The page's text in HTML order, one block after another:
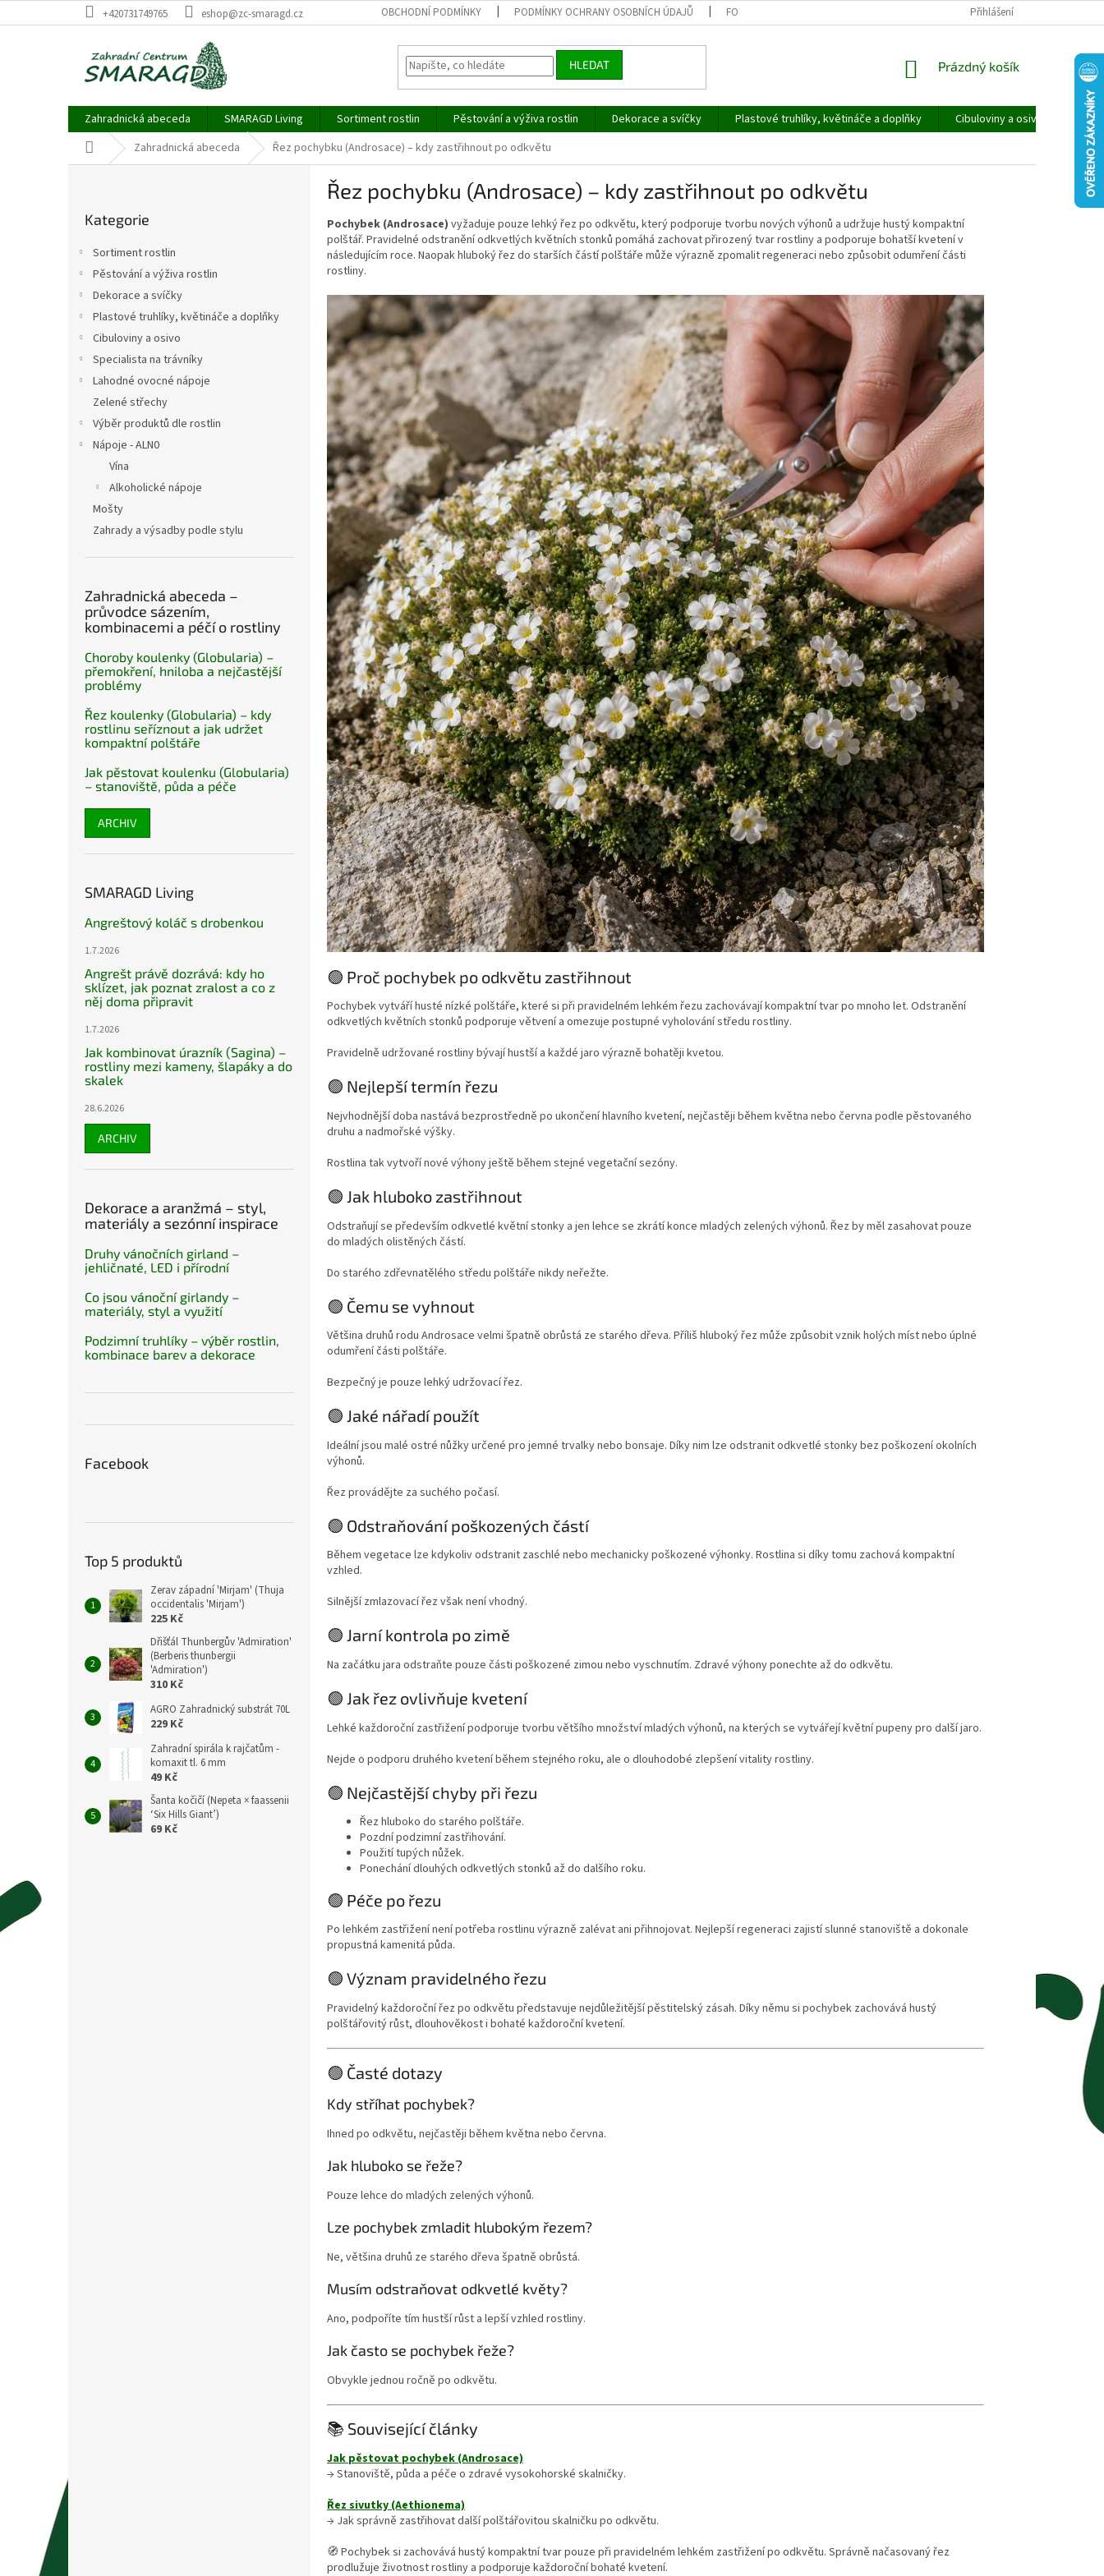
na
+420731749765 eshop@zc-smaragd.cz OBCHODNÍ PODMÍNKY PODMÍNKY OCHRANY OSOBNÍCH ÚDAJŮ FORMULÁŘ PRO UPLATNĚNÍ REKLAMACE REKLAMAČNÍ ŘÁD
Přihlášení
HLEDAT
NÁKUPNÍ
Prázdný košík
Zahradnická abeceda SMARAGD Living Sortiment rostlin Pěstování a výživa rostlin Dekorace a svíčky Plastové truhlíky, květináče a doplňky Cibuloviny a osivo
Domů Zahradnická abeceda Řez pochybku (Androsace) – kdy zastřihnout po odkvětu
kategorie
Kategorie
Sortiment rostlin
Pěstování a výživa rostlin
Dekorace a svíčky
Plastové truhlíky, květináče a doplňky
Cibuloviny a osivo
Specialista na trávníky
Lahodné ovocné nápoje
Zelené střechy
Výběr produktů dle rostlin
Nápoje - ALN0
Vína
Alkoholické nápoje
Mošty
Zahrady a výsadby podle stylu
Zahradnická abeceda –
průvodce sázením,
kombinacemi a péčí o rostliny
Choroby koulenky (Globularia) –
přemokření, hniloba a nejčastější
problémy
Řez koulenky (Globularia) – kdy
rostlinu seříznout a jak udržet
kompaktní polštáře
Jak pěstovat koulenku (Globularia)
– stanoviště, půda a péče
ARCHIV
SMARAGD Living
Angreštový koláč s drobenkou
1.7.2026
Angrešt právě dozrává: kdy ho
sklízet, jak poznat zralost a co z
něj doma připravit
1.7.2026
Jak kombinovat úrazník (Sagina) –
rostliny mezi kameny, šlapáky a do
skalek
28.6.2026
ARCHIV
Dekorace a aranžmá – styl,
materiály a sezónní inspirace
Druhy vánočních girland –
jehličnaté, LED i přírodní
Co jsou vánoční girlandy –
materiály, styl a využití
Podzimní truhlíky – výběr rostlin,
kombinace barev a dekorace
Facebook
Top 5 produktů
Zerav západní 'Mirjam' (Thuja
occidentalis 'Mirjam')
225 Kč
Dřišťál Thunbergův 'Admiration'
(Berberis thunbergii
'Admiration')
310 Kč
AGRO Zahradnický substrát 70L
229 Kč
Zahradní spirála k rajčatům -
komaxit tl. 6 mm
49 Kč
Šanta kočičí (Nepeta × faassenii
‘Six Hills Giant’)
69 Kč
Řez pochybku (Androsace) – kdy zastřihnout po odkvětu
Pochybek (Androsace) vyžaduje pouze lehký řez po odkvětu, který podporuje tvorbu nových výhonů a udržuje hustý kompaktní
polštář. Pravidelné odstranění odkvetlých květních stonků pomáhá zachovat přirozený tvar rostliny a podporuje bohatší kvetení v
následujícím roce. Naopak hluboký řez do starších částí polštáře může výrazně zpomalit regeneraci nebo způsobit odumření části
rostliny.
🟢 Proč pochybek po odkvětu zastřihnout
Pochybek vytváří husté nízké polštáře, které si při pravidelném lehkém řezu zachovávají kompaktní tvar po mnoho let. Odstranění
odkvetlých květních stonků podporuje větvení a omezuje postupné vyholování středu rostliny.
Pravidelně udržované rostliny bývají hustší a každé jaro výrazně bohatěji kvetou.
🟢 Nejlepší termín řezu
Nejvhodnější doba nastává bezprostředně po ukončení hlavního kvetení, nejčastěji během května nebo června podle pěstovaného
druhu a nadmořské výšky.
Rostlina tak vytvoří nové výhony ještě během stejné vegetační sezóny.
🟢 Jak hluboko zastřihnout
Odstraňují se především odkvetlé květní stonky a jen lehce se zkrátí konce mladých zelených výhonů. Řez by měl zasahovat pouze
do mladých olistěných částí.
Do starého zdřevnatělého středu polštáře nikdy neřežte.
🟢 Čemu se vyhnout
Většina druhů rodu Androsace velmi špatně obrůstá ze starého dřeva. Příliš hluboký řez může způsobit vznik holých míst nebo úplné
odumření části polštáře.
Bezpečný je pouze lehký udržovací řez.
🟢 Jaké nářadí použít
Ideální jsou malé ostré nůžky určené pro jemné trvalky nebo bonsaje. Díky nim lze odstranit odkvetlé stonky bez poškození okolních
výhonů.
Řez provádějte za suchého počasí.
🟢 Odstraňování poškozených částí
Během vegetace lze kdykoliv odstranit zaschlé nebo mechanicky poškozené výhonky. Rostlina si díky tomu zachová kompaktní
vzhled.
Silnější zmlazovací řez však není vhodný.
🟢 Jarní kontrola po zimě
Na začátku jara odstraňte pouze části poškozené zimou nebo vyschnutím. Zdravé výhony ponechte až do odkvětu.
🟢 Jak řez ovlivňuje kvetení
Lehké každoroční zastřižení podporuje tvorbu většího množství mladých výhonů, na kterých se vytvářejí květní pupeny pro další jaro.
Nejde o podporu druhého kvetení během stejného roku, ale o dlouhodobé zlepšení vitality rostliny.
🟢 Nejčastější chyby při řezu
Řez hluboko do starého polštáře.
Pozdní podzimní zastřihování.
Použití tupých nůžek.
Ponechání dlouhých odkvetlých stonků až do dalšího roku.
🟢 Péče po řezu
Po lehkém zastřižení není potřeba rostlinu výrazně zalévat ani přihnojovat. Nejlepší regeneraci zajistí slunné stanoviště a dokonale
propustná kamenitá půda.
🟢 Význam pravidelného řezu
Pravidelný každoroční řez po odkvětu představuje nejdůležitější pěstitelský zásah. Díky němu si pochybek zachovává hustý
polštářovitý růst, dlouhověkost i bohaté každoroční kvetení.
🟢 Časté dotazy
Kdy stříhat pochybek?
Ihned po odkvětu, nejčastěji během května nebo června.
Jak hluboko se řeže?
Pouze lehce do mladých zelených výhonů.
Lze pochybek zmladit hlubokým řezem?
Ne, většina druhů ze starého dřeva špatně obrůstá.
Musím odstraňovat odkvetlé květy?
Ano, podpoříte tím hustší růst a lepší vzhled rostliny.
Jak často se pochybek řeže?
Obvykle jednou ročně po odkvětu.
📚 Související články
Jak pěstovat pochybek (Androsace)
→ Stanoviště, půda a péče o zdravé vysokohorské skalničky.
Řez sivutky (Aethionema)
→ Jak správně zastřihovat další polštářovitou skalničku po odkvětu.
🧭 Pochybek si zachovává hustý kompaktní tvar pouze při pravidelném lehkém zastřižení po odkvětu. Správně načasovaný řez
prodlužuje životnost rostliny a podporuje každoroční bohaté kvetení.